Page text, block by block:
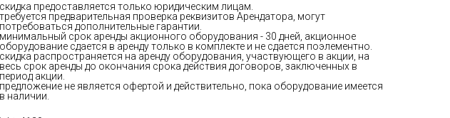
скидка предоставляется только юридическим лицам.
требуется предварительная проверка реквизитов Арендатора, могут
потребоваться дополнительные гарантии.
минимальный срок аренды акционного оборудования - 30 дней, акционное
оборудование сдается в аренду только в комплекте и не сдается поэлементно.
скидка распространяется на аренду оборудования, участвующего в акции, на
весь срок аренды до окончания срока действия договоров, заключенных в
период акции.
предложение не является офертой и действительно, пока оборудование имеется
в наличии.